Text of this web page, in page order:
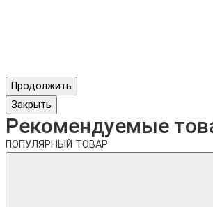
Продолжить
Закрыть
Рекомендуемые
ПОПУЛЯРНЫЙ ТОВАР